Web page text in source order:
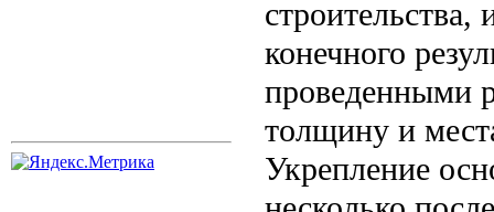
конечного
проведенными
толщину и
Укрепление